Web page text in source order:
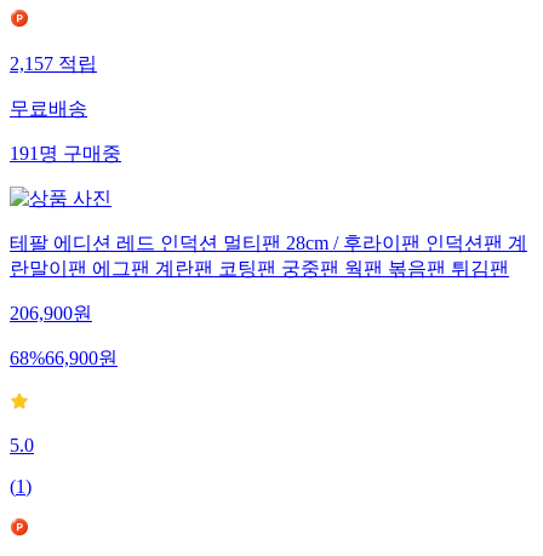
2,157 적립
무료배송
191 명 구매중
테팔 에디션 레드 인덕션 멀티팬 28cm / 후라이팬 인덕션팬 계
란말이팬 에그팬 계란팬 코팅팬 궁중팬 웍팬 볶음팬 튀김팬
206,900원
68%66,900원
5.0
(1)